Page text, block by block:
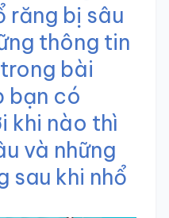
răng bị sâu
thông tin
bài
bạn có
khi nào thì
và những
sau khi nhổ